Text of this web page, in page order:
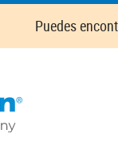
Puedes